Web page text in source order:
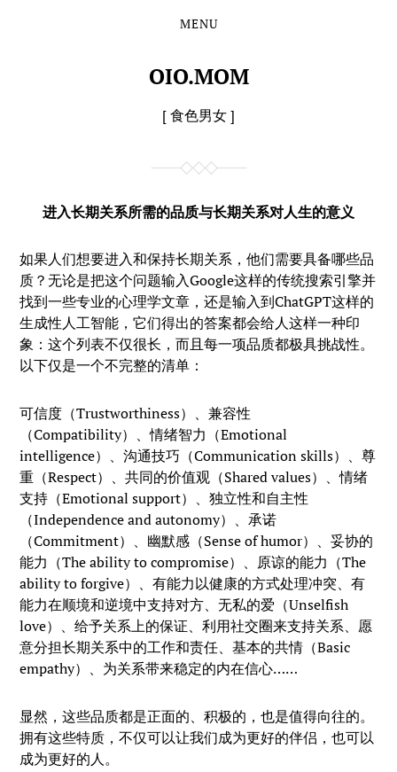
MENU
OIO.MOM
[ 食色男女 ]
进入长期关系所需的品质与长期关系对人生的意义
如果人们想要进入和保持长期关系，他们需要具备哪些品
质？无论是把这个问题输入Google这样的传统搜索引擎并
找到一些专业的心理学文章，还是输入到ChatGPT这样的
生成性人工智能，它们得出的答案都会给人这样一种印
象：这个列表不仅很长，而且每一项品质都极具挑战性。
以下仅是一个不完整的清单：
可信度（Trustworthiness）、兼容性
（Compatibility）、情绪智力（Emotional
intelligence）、沟通技巧（Communication skills）、尊
重（Respect）、共同的价值观（Shared values）、情绪
支持（Emotional support）、独立性和自主性
（Independence and autonomy）、承诺
（Commitment）、幽默感（Sense of humor）、妥协的
能力（The ability to compromise）、原谅的能力（The
ability to forgive）、有能力以健康的方式处理冲突、有
能力在顺境和逆境中支持对方、无私的爱（Unselfish
love）、给予关系上的保证、利用社交圈来支持关系、愿
意分担长期关系中的工作和责任、基本的共情（Basic
empathy）、为关系带来稳定的内在信心……
显然，这些品质都是正面的、积极的，也是值得向往的。
拥有这些特质，不仅可以让我们成为更好的伴侣，也可以
成为更好的人。